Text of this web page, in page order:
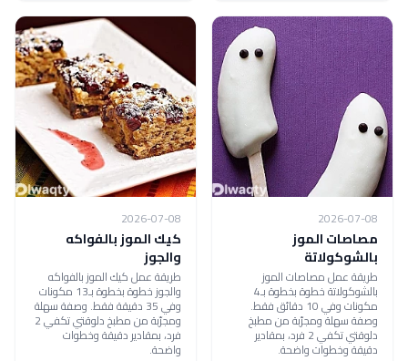
2026-07-08
مصاصات الموز
بالشوكولاتة
طريقة عمل مصاصات الموز
بالشوكولاتة خطوة بخطوة بـ4
مكونات وفي 10 دقائق فقط.
وصفة سهلة ومجرّبة من مطبخ
دلوقتي تكفي 2 فرد، بمقادير
دقيقة وخطوات واضحة.
2026-07-08
كيك الموز بالفواكه
والجوز
طريقة عمل كيك الموز بالفواكه
والجوز خطوة بخطوة بـ13 مكونات
وفي 35 دقيقة فقط. وصفة سهلة
ومجرّبة من مطبخ دلوقتي تكفي 2
فرد، بمقادير دقيقة وخطوات
واضحة.